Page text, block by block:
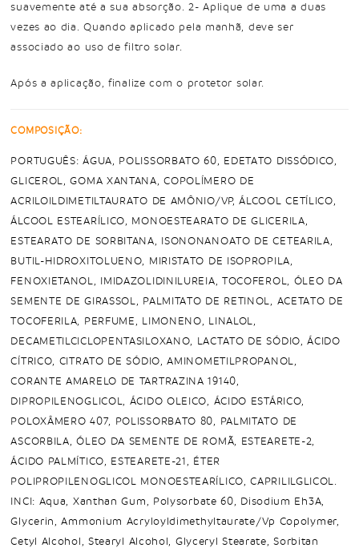
suavemente até a sua absorção. 2- Aplique de uma a duas
vezes ao dia. Quando aplicado pela manhã, deve ser
associado ao uso de filtro solar.
Após a aplicação, finalize com o protetor solar.
COMPOSIÇÃO:
PORTUGUÊS: ÁGUA, POLISSORBATO 60, EDETATO DISSÓDICO,
GLICEROL, GOMA XANTANA, COPOLÍMERO DE
ACRILOILDIMETILTAURATO DE AMÔNIO/VP, ÁLCOOL CETÍLICO,
ÁLCOOL ESTEARÍLICO, MONOESTEARATO DE GLICERILA,
ESTEARATO DE SORBITANA, ISONONANOATO DE CETEARILA,
BUTIL-HIDROXITOLUENO, MIRISTATO DE ISOPROPILA,
FENOXIETANOL, IMIDAZOLIDINILUREIA, TOCOFEROL, ÓLEO DA
SEMENTE DE GIRASSOL, PALMITATO DE RETINOL, ACETATO DE
TOCOFERILA, PERFUME, LIMONENO, LINALOL,
DECAMETILCICLOPENTASILOXANO, LACTATO DE SÓDIO, ÁCIDO
CÍTRICO, CITRATO DE SÓDIO, AMINOMETILPROPANOL,
CORANTE AMARELO DE TARTRAZINA 19140,
DIPROPILENOGLICOL, ÁCIDO OLEICO, ÁCIDO ESTÁRICO,
POLOXÂMERO 407, POLISSORBATO 80, PALMITATO DE
ASCORBILA, ÓLEO DA SEMENTE DE ROMÃ, ESTEARETE-2,
ÁCIDO PALMÍTICO, ESTEARETE-21, ÉTER
POLIPROPILENOGLICOL MONOESTEARÍLICO, CAPRILILGLICOL.
INCI: Aqua, Xanthan Gum, Polysorbate 60, Disodium Eh3A,
Glycerin, Ammonium Acryloyldimethyltaurate/Vp Copolymer,
Cetyl Alcohol, Stearyl Alcohol, Glyceryl Stearate, Sorbitan